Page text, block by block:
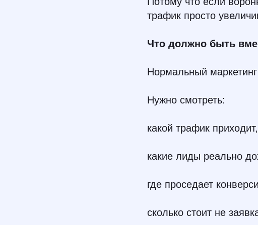
трафик просто
Что должно быть
Нормальный
Нужно смотреть:
какой трафик приходит,
какие лиды реально
где проседает
сколько стоит не